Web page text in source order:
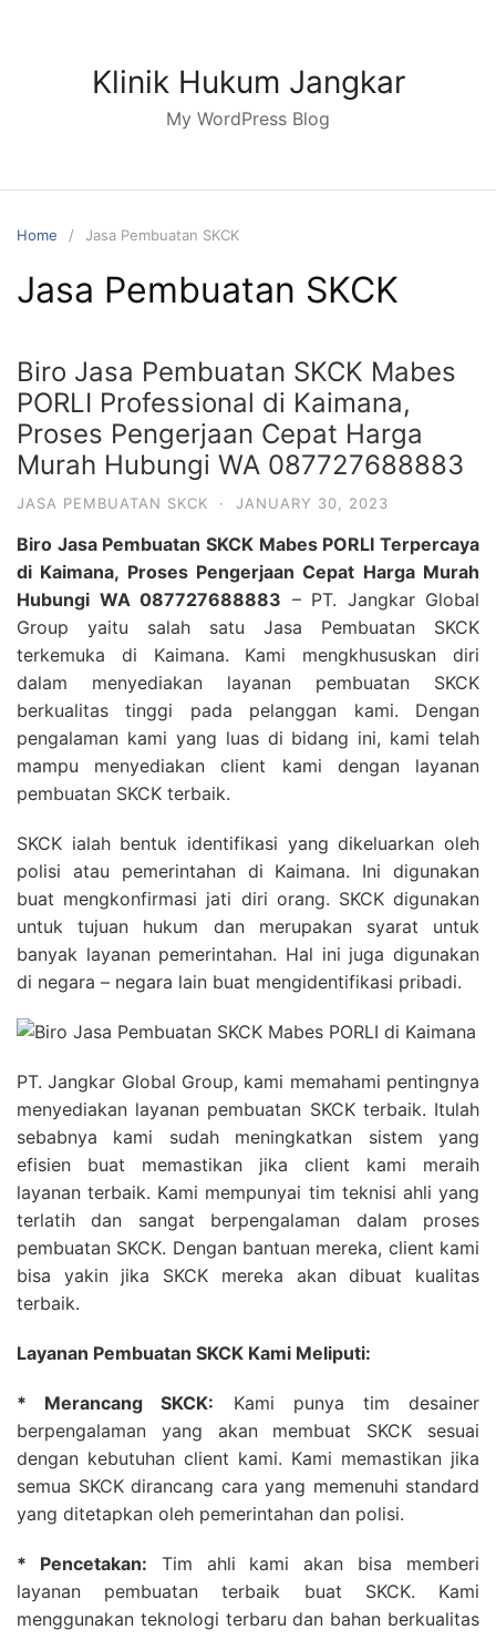
Klinik Hukum Jangkar
My WordPress Blog
Home Jasa Pembuatan SKCK
Jasa Pembuatan SKCK
Biro Jasa Pembuatan SKCK Mabes
PORLI Professional di Kaimana,
Proses Pengerjaan Cepat Harga
Murah Hubungi WA 087727688883
JASA PEMBUATAN SKCK · JANUARY 30, 2023
Biro Jasa Pembuatan SKCK Mabes PORLI Terpercaya
di Kaimana, Proses Pengerjaan Cepat Harga Murah
Hubungi WA 087727688883 – PT. Jangkar Global
Group yaitu salah satu Jasa Pembuatan SKCK
terkemuka di Kaimana. Kami mengkhususkan diri
dalam menyediakan layanan pembuatan SKCK
berkualitas tinggi pada pelanggan kami. Dengan
pengalaman kami yang luas di bidang ini, kami telah
mampu menyediakan client kami dengan layanan
pembuatan SKCK terbaik.
SKCK ialah bentuk identifikasi yang dikeluarkan oleh
polisi atau pemerintahan di Kaimana. Ini digunakan
buat mengkonfirmasi jati diri orang. SKCK digunakan
untuk tujuan hukum dan merupakan syarat untuk
banyak layanan pemerintahan. Hal ini juga digunakan
di negara – negara lain buat mengidentifikasi pribadi.
PT. Jangkar Global Group, kami memahami pentingnya
menyediakan layanan pembuatan SKCK terbaik. Itulah
sebabnya kami sudah meningkatkan sistem yang
efisien buat memastikan jika client kami meraih
layanan terbaik. Kami mempunyai tim teknisi ahli yang
terlatih dan sangat berpengalaman dalam proses
pembuatan SKCK. Dengan bantuan mereka, client kami
bisa yakin jika SKCK mereka akan dibuat kualitas
terbaik.
Layanan Pembuatan SKCK Kami Meliputi:
* Merancang SKCK: Kami punya tim desainer
berpengalaman yang akan membuat SKCK sesuai
dengan kebutuhan client kami. Kami memastikan jika
semua SKCK dirancang cara yang memenuhi standard
yang ditetapkan oleh pemerintahan dan polisi.
* Pencetakan: Tim ahli kami akan bisa memberi
layanan pembuatan terbaik buat SKCK. Kami
menggunakan teknologi terbaru dan bahan berkualitas